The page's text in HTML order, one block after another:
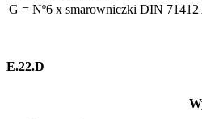
G = Nº6 x smarowniczki DIN
E.22.D